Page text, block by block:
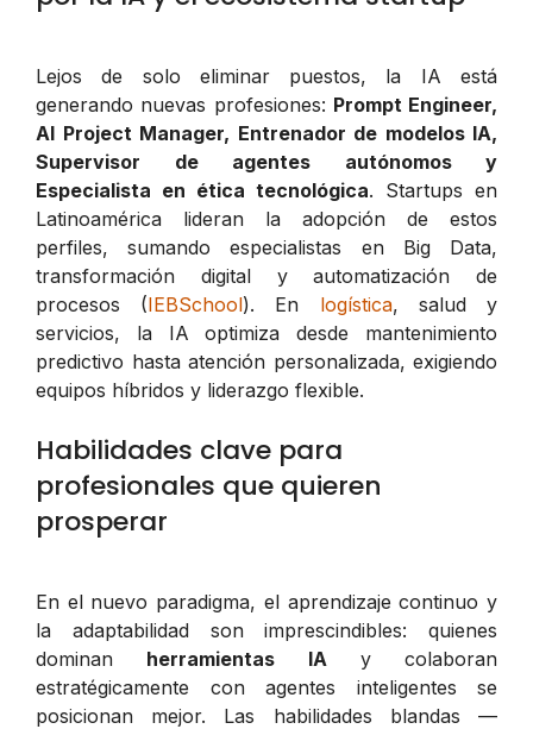
Lejos de solo eliminar puestos, la IA está
generando nuevas profesiones: Prompt Engineer,
AI Project Manager, Entrenador de modelos IA,
Supervisor de agentes autónomos y
Especialista en ética tecnológica. Startups en
Latinoamérica lideran la adopción de estos
perfiles, sumando especialistas en Big Data,
transformación digital y automatización de
procesos (IEBSchool). En logística, salud y
servicios, la IA optimiza desde mantenimiento
predictivo hasta atención personalizada, exigiendo
equipos híbridos y liderazgo flexible.
Habilidades clave para
profesionales que quieren
prosperar
En el nuevo paradigma, el aprendizaje continuo y
la adaptabilidad son imprescindibles: quienes
dominan herramientas IA y colaboran
estratégicamente con agentes inteligentes se
posicionan mejor. Las habilidades blandas —